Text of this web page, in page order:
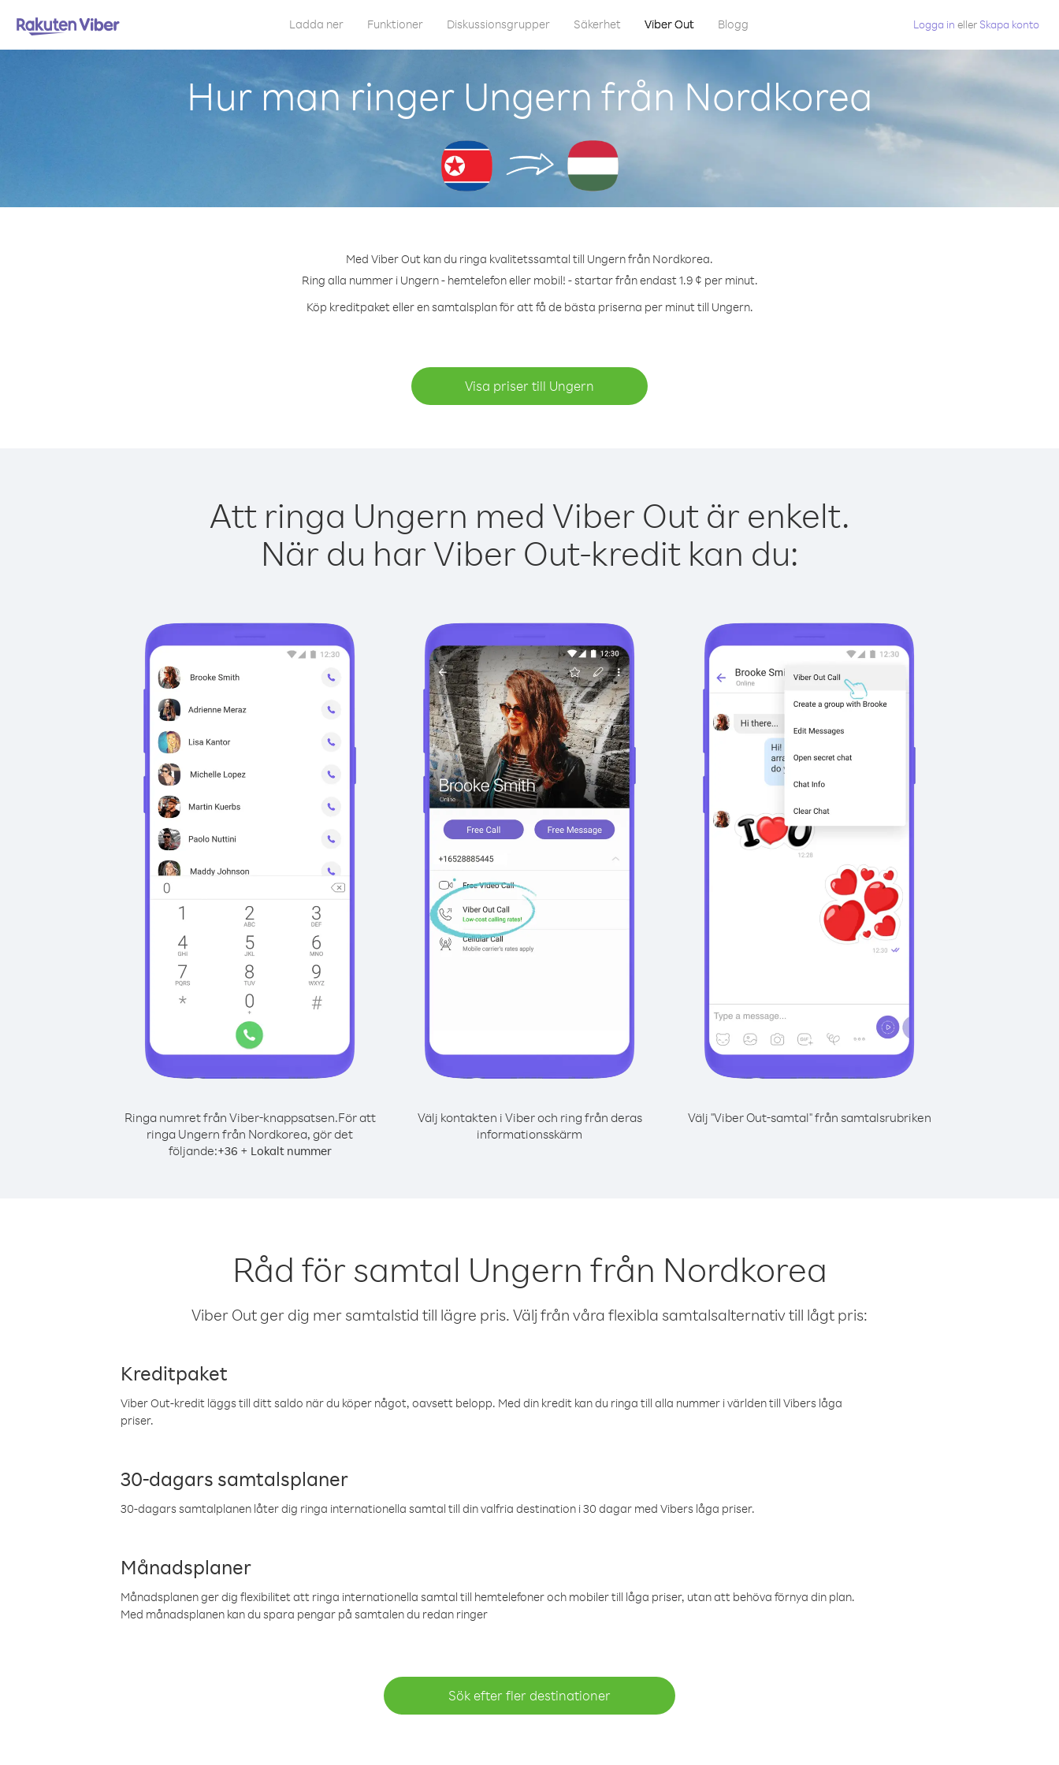
Ladda ner Funktioner Diskussionsgrupper Säkerhet Viber Out Blogg Logga in eller Skapa konto
Hur man ringer Ungern från Nordkorea
Med Viber Out kan du ringa kvalitetssamtal till Ungern från Nordkorea.
Ring alla nummer i Ungern - hemtelefon eller mobil! - startar från endast 1.9 ¢ per minut.
Köp kreditpaket eller en samtalsplan för att få de bästa priserna per minut till Ungern.
Visa priser till Ungern
Att ringa Ungern med Viber Out är enkelt.
När du har Viber Out-kredit kan du:
Ringa numret från Viber-knappsatsen.För att
ringa Ungern från Nordkorea, gör det
följande:+36 + Lokalt nummer
Välj kontakten i Viber och ring från deras
informationsskärm
Välj "Viber Out-samtal" från samtalsrubriken
Råd för samtal Ungern från Nordkorea
Viber Out ger dig mer samtalstid till lägre pris. Välj från våra flexibla samtalsalternativ till lågt pris:
Kreditpaket
Viber Out-kredit läggs till ditt saldo när du köper något, oavsett belopp. Med din kredit kan du ringa till alla nummer i världen till Vibers låga
priser.
30-dagars samtalsplaner
30-dagars samtalplanen låter dig ringa internationella samtal till din valfria destination i 30 dagar med Vibers låga priser.
Månadsplaner
Månadsplanen ger dig flexibilitet att ringa internationella samtal till hemtelefoner och mobiler till låga priser, utan att behöva förnya din plan.
Med månadsplanen kan du spara pengar på samtalen du redan ringer
Sök efter fler destinationer